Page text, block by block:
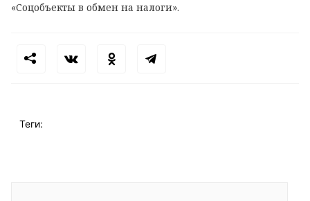
«Соцобъекты в обмен на налоги».
Теги: